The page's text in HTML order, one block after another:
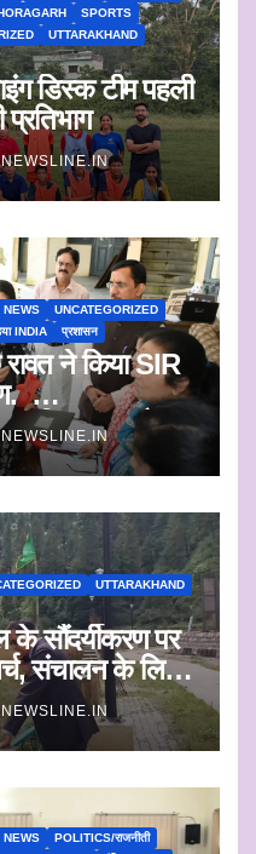
SPORTS
UTTARAKHAND
डिस्क टीम पहली
प्रतिभाग
NEWS
UNCATEGORIZED
INDIA प्रशासन
ने किया SIR
निस्तारण और
UTTARAKHAND
सौंदर्यीकरण पर
संचालन के लिए
NEWS
POLITICS/राजनीती